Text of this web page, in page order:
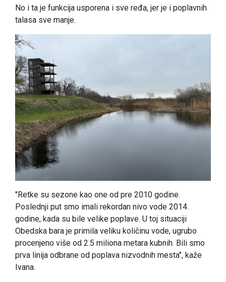
No i ta je funkcija usporena i sve ređa, jer je i poplavnih
talasa sve manje.
"Retke su sezone kao one od pre 2010 godine.
Poslednji put smo imali rekordan nivo vode 2014.
godine, kada su bile velike poplave. U toj situaciji
Obedska bara je primila veliku količinu vode, ugrubo
procenjeno više od 2.5 miliona metara kubnih. Bili smo
prva linija odbrane od poplava nizvodnih mesta", kaže
Ivana.